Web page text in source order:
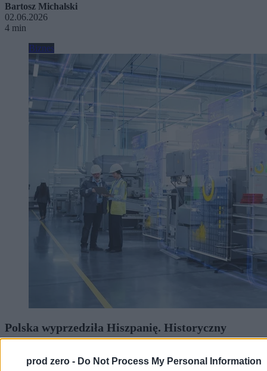
prod zero - Do Not Process My Personal Information
Bartosz Michalski
02.06.2026
4 min
Biznes
Polska wyprzedziła Hiszpanię. Historyczny
moment